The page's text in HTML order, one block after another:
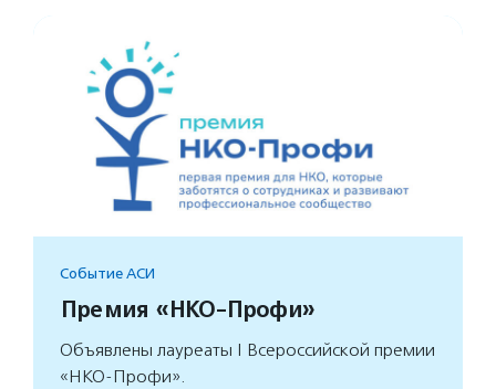
Событие АСИ
Премия «НКО-Профи»
Объявлены лауреаты I Всероссийской премии
«НКО-Профи».